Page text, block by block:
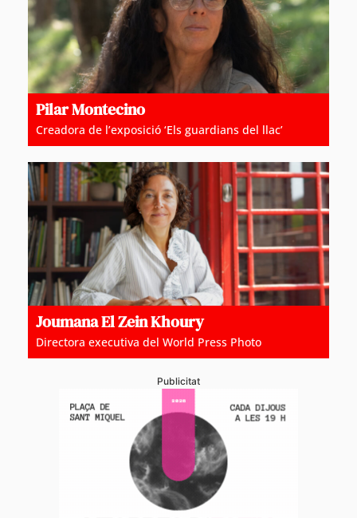
Pilar Montecino
Creadora de l’exposició ‘Els guardians del llac’
Joumana El Zein Khoury
Directora executiva del World Press Photo
Publicitat